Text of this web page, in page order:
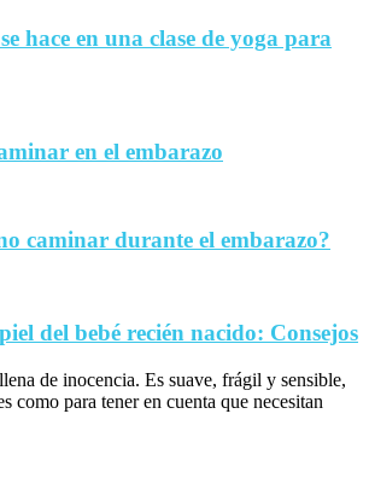
hace en una clase de yoga para
en el embarazo
caminar durante el embarazo?
del bebé recién nacido: Consejos
de inocencia. Es suave, frágil y sensible,
como para tener en cuenta que necesitan